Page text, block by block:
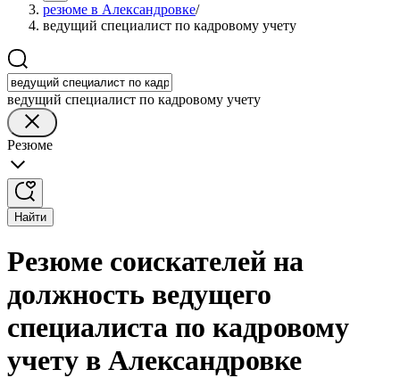
резюме в Александровке/
ведущий специалист по кадровому учету
ведущий специалист по кадровому учету
Резюме
Найти
Резюме соискателей на
должность ведущего
специалиста по кадровому
учету в Александровке